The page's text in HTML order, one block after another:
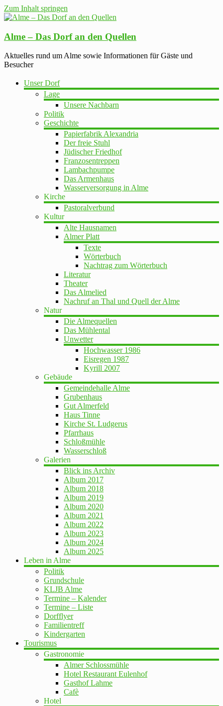
Zum Inhalt springen
Alme – Das Dorf an den Quellen
Aktuelles rund um Alme sowie Informationen für Gäste und
Besucher
Unser Dorf
Lage
Unsere Nachbarn
Politik
Geschichte
Papierfabrik Alexandria
Der freie Stuhl
Jüdischer Friedhof
Franzosentreppen
Lambachpumpe
Das Armenhaus
Wasserversorgung in Alme
Kirche
Pastoralverbund
Kultur
Alte Hausnamen
Almer Platt
Texte
Wörterbuch
Nachtrag zum Wörterbuch
Literatur
Theater
Das Almelied
Nachruf an Thal und Quell der Alme
Natur
Die Almequellen
Das Mühlental
Unwetter
Hochwasser 1986
Eisregen 1987
Kyrill 2007
Gebäude
Gemeindehalle Alme
Grubenhaus
Gut Almerfeld
Haus Tinne
Kirche St. Ludgerus
Pfarrhaus
Schloßmühle
Wasserschloß
Galerien
Blick ins Archiv
Album 2017
Album 2018
Album 2019
Album 2020
Album 2021
Album 2022
Album 2023
Album 2024
Album 2025
Leben in Alme
Politik
Grundschule
KLJB Alme
Termine – Kalender
Termine – Liste
Dorfflyer
Familientreff
Kindergarten
Tourismus
Gastronomie
Almer Schlossmühle
Hotel Restaurant Eulenhof
Gasthof Lahme
Cafè
Hotel